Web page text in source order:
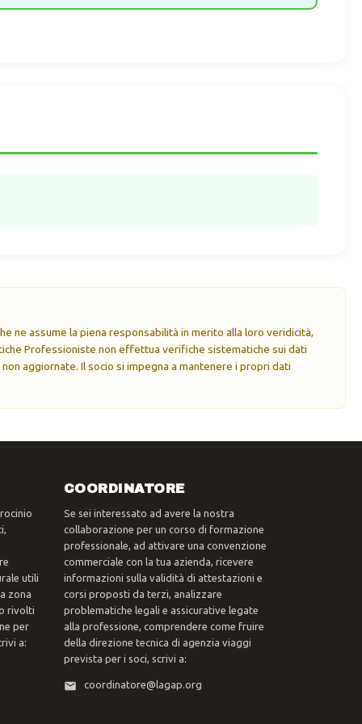
ne assume la piena responsabilità in merito alla loro veridicità,
Professioniste non effettua verifiche sistematiche sui dati
aggiornate. Il socio si impegna a mantenere i propri dati
utili
zona
rivolti
per
a:
COORDINATORE
Se sei interessato ad avere la nostra
collaborazione per un corso di formazione
professionale, ad attivare una convenzione
commerciale con la tua azienda, ricevere
informazioni sulla validità di attestazioni e
corsi proposti da terzi, analizzare
problematiche legali e assicurative legate
alla professione, comprendere come fruire
della direzione tecnica di agenzia viaggi
prevista per i soci, scrivi a:
coordinatore@lagap.org